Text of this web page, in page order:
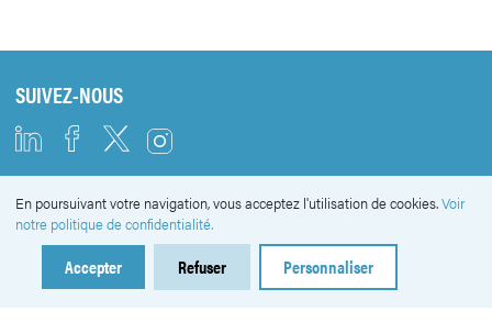
SUIVEZ-NOUS
NEWSLETTER
En poursuivant votre navigation, vous acceptez l'utilisation de cookies.Voir
notre politique de confidentialité.
Accepter Refuser Personnaliser